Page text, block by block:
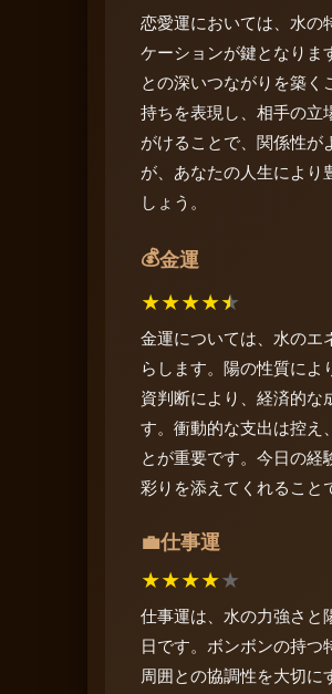
恋愛運においては、水の
ケーションが鍵となりま
との深いつながりを築
持ちを表現し、相手の立
がけることで、関係性が
が、あなたの人生により
しょう。
💰金運
★★★★★
金運については、水のエ
らします。陽の性質に
資判断により、経済的な
す。衝動的な支出は控え
とが重要です。今日の経
彩りを添えてくれること
💼仕事運
★★★★★
仕事運は、水の力強さと
日です。ボンボンの持つ
周囲との協調性を大切に